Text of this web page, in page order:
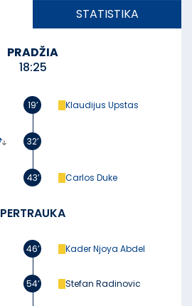
STATISTIKA
PRADŽIA
18:25
19’ Klaudijus Upstas
32’
43’ Carlos Duke
PERTRAUKA
46’ Kader Njoya Abdel
54’ Stefan Radinovic